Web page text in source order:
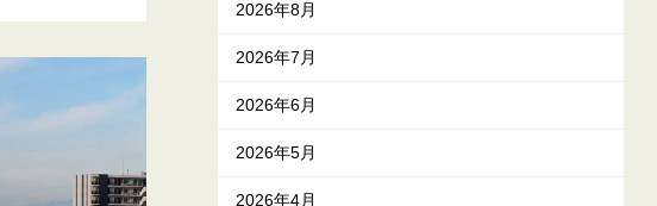
2026年8月
2026年7月
2026年6月
2026年5月
2026年4月